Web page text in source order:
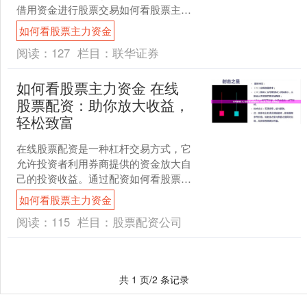
借用资金进行股票交易如何看股票主力
资金，以放大收益。 配资是指向券商借
钱炒股，借入资金称为杠....
如何看股票主力资金
阅读： 127 栏目： 联华证券
如何看股票主力资金 在线
股票配资：助你放大收益，
轻松致富
在线股票配资是一种杠杆交易方式，它
允许投资者利用券商提供的资金放大自
己的投资收益。通过配资如何看股票主
力资金，投资者可以以较少的自有资金
撬动更大的资金进行股票交....
如何看股票主力资金
阅读： 115 栏目： 股票配资公司
共 1 页/2 条记录